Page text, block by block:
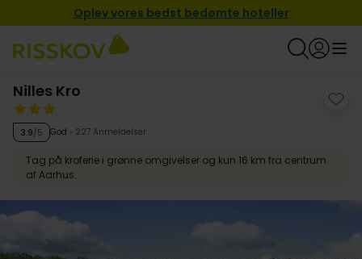
Oplev vores bedst bedømte hoteller
Nilles Kro
3.9/5 God 227 Anmeldelser
Tag på kroferie i grønne omgivelser og kun 16 km fra centrum
af Aarhus.